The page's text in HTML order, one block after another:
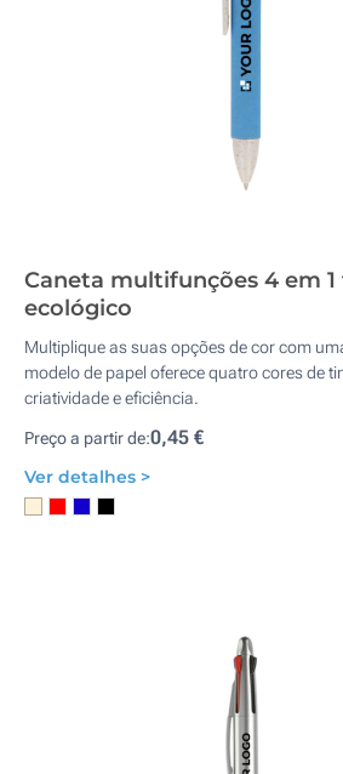
Caneta multifunções 4 em
ecológico
Multiplique as suas opções de cor com
modelo de papel oferece quatro cores de
criatividade e eficiência.
Preço a partir de:0,45 €
Ver detalhes >